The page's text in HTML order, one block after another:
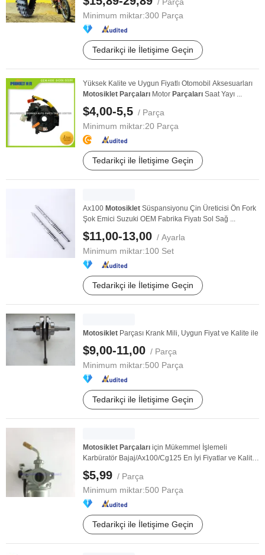
Minimum miktar:300 Parça
Tedarikçi ile İletişime Geçin
Yüksek Kalite ve Uygun Fiyatlı Otomobil Aksesuarları
Motosiklet Parçaları Motor Parçaları Saat Yayı ...
$4,00-5,5 / Parça
Minimum miktar:20 Parça
Tedarikçi ile İletişime Geçin
Ax100 Motosiklet Süspansiyonu Çin Üreticisi Ön Fork
Şok Emici Suzuki OEM Fabrika Fiyatı Sol Sağ ...
$11,00-13,00 / Ayarla
Minimum miktar:100 Set
Tedarikçi ile İletişime Geçin
Motosiklet Parçası Krank Mili, Uygun Fiyat ve Kalite ile
$9,00-11,00 / Parça
Minimum miktar:500 Parça
Tedarikçi ile İletişime Geçin
Motosiklet Parçaları için Mükemmel İşlemeli
Karbüratör Bajaj/Ax100/Cg125 En İyi Fiyatlar ve Kalite
...
$5,99 / Parça
Minimum miktar:500 Parça
Tedarikçi ile İletişime Geçin